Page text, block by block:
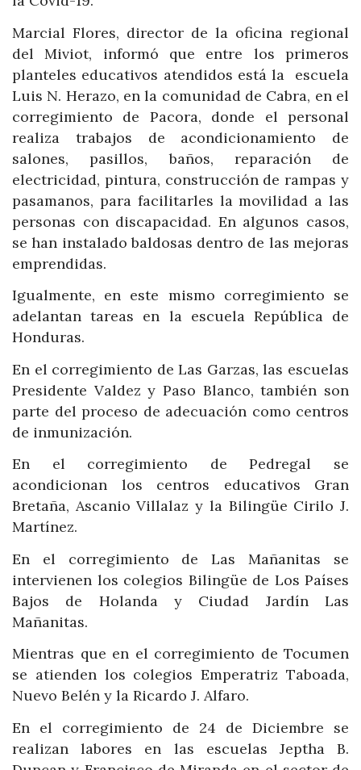
Marcial Flores, director de la oficina regional
del Miviot, informó que entre los primeros
planteles educativos atendidos está la escuela
Luis N. Herazo, en la comunidad de Cabra, en el
corregimiento de Pacora, donde el personal
realiza trabajos de acondicionamiento de
salones, pasillos, baños, reparación de
electricidad, pintura, construcción de rampas y
pasamanos, para facilitarles la movilidad a las
personas con discapacidad. En algunos casos,
se han instalado baldosas dentro de las mejoras
emprendidas.
Igualmente, en este mismo corregimiento se
adelantan tareas en la escuela República de
Honduras.
En el corregimiento de Las Garzas, las escuelas
Presidente Valdez y Paso Blanco, también son
parte del proceso de adecuación como centros
de inmunización.
En el corregimiento de Pedregal se
acondicionan los centros educativos Gran
Bretaña, Ascanio Villalaz y la Bilingüe Cirilo J.
Martínez.
En el corregimiento de Las Mañanitas se
intervienen los colegios Bilingüe de Los Países
Bajos de Holanda y Ciudad Jardín Las
Mañanitas.
Mientras que en el corregimiento de Tocumen
se atienden los colegios Emperatriz Taboada,
Nuevo Belén y la Ricardo J. Alfaro.
En el corregimiento de 24 de Diciembre se
realizan labores en las escuelas Jeptha B.